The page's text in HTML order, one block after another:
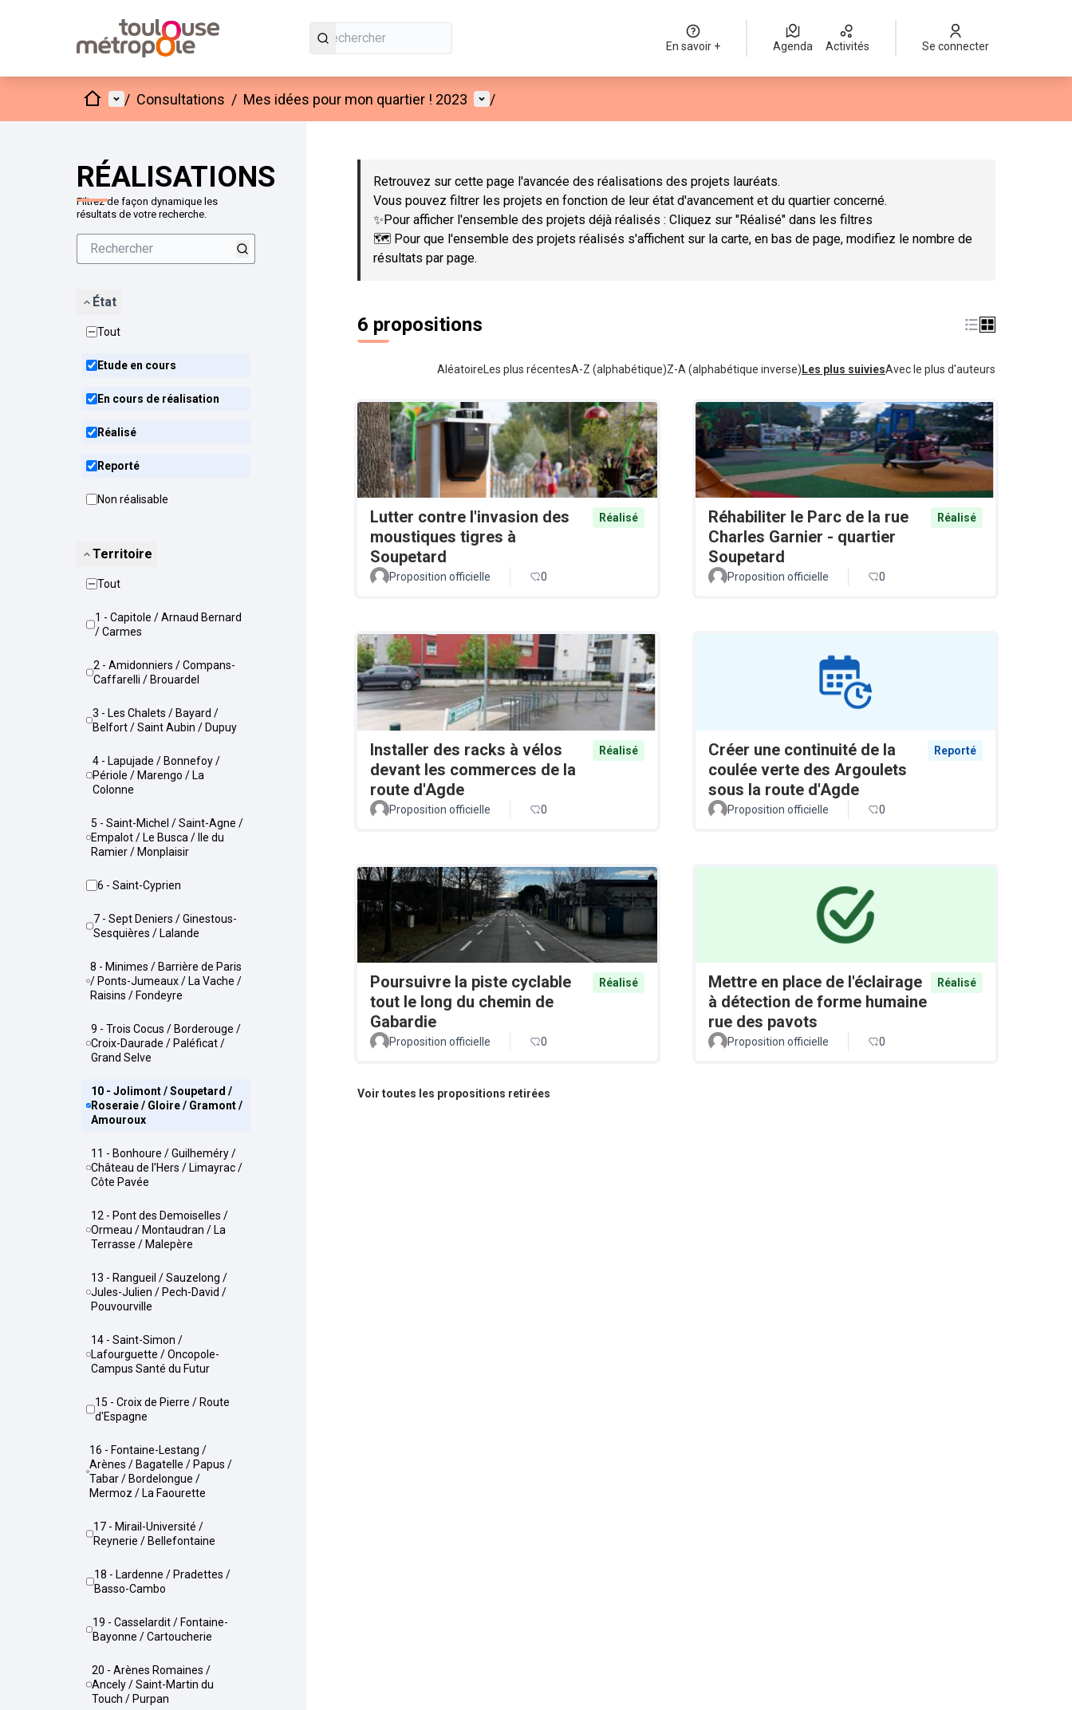
En savoir + Agenda Activités Se connecter
AccueilMenu principal
/ Consultations / Mes idées pour mon quartier ! 2023 Menu utilisateur
/
RÉALISATIONS
Filtrez de façon dynamique les
résultats de votre recherche.
État
Tout
Etude en cours
En cours de réalisation
Réalisé
Reporté
Non réalisable
Territoire
Tout
1 - Capitole / Arnaud Bernard
/ Carmes
2 - Amidonniers / Compans-
Caffarelli / Brouardel
3 - Les Chalets / Bayard /
Belfort / Saint Aubin / Dupuy
4 - Lapujade / Bonnefoy /
Périole / Marengo / La
Colonne
5 - Saint-Michel / Saint-Agne /
Empalot / Le Busca / Ile du
Ramier / Monplaisir
6 - Saint-Cyprien
7 - Sept Deniers / Ginestous-
Sesquières / Lalande
8 - Minimes / Barrière de Paris
/ Ponts-Jumeaux / La Vache /
Raisins / Fondeyre
9 - Trois Cocus / Borderouge /
Croix-Daurade / Paléficat /
Grand Selve
10 - Jolimont / Soupetard /
Roseraie / Gloire / Gramont /
Amouroux
11 - Bonhoure / Guilheméry /
Château de l'Hers / Limayrac /
Côte Pavée
12 - Pont des Demoiselles /
Ormeau / Montaudran / La
Terrasse / Malepère
13 - Rangueil / Sauzelong /
Jules-Julien / Pech-David /
Pouvourville
14 - Saint-Simon /
Lafourguette / Oncopole-
Campus Santé du Futur
15 - Croix de Pierre / Route
d'Espagne
16 - Fontaine-Lestang /
Arènes / Bagatelle / Papus /
Tabar / Bordelongue /
Mermoz / La Faourette
17 - Mirail-Université /
Reynerie / Bellefontaine
18 - Lardenne / Pradettes /
Basso-Cambo
19 - Casselardit / Fontaine-
Bayonne / Cartoucherie
20 - Arènes Romaines /
Ancely / Saint-Martin du
Touch / Purpan
Passer la carte
Retrouvez sur cette page l'avancée des réalisations des projets lauréats.
Vous pouvez filtrer les projets en fonction de leur état d'avancement et du quartier concerné.
✨Pour afficher l'ensemble des projets déjà réalisés : Cliquez sur "Réalisé" dans les filtres
🗺️ Pour que l'ensemble des projets réalisés s'affichent sur la carte, en bas de page, modifiez le nombre de
résultats par page.
6 propositions
Aléatoire Les plus récentesA-Z (alphabétique)Z-A (alphabétique inverse) Les plus suiviesAvec le plus d'auteurs
Lutter contre l'invasion des
moustiques tigres à
Soupetard
Réalisé
Proposition officielle 0
Réhabiliter le Parc de la rue
Charles Garnier - quartier
Soupetard
Réalisé
Proposition officielle 0
Installer des racks à vélos
devant les commerces de la
route d'Agde
Réalisé
Proposition officielle 0
Créer une continuité de la
coulée verte des Argoulets
sous la route d'Agde
Reporté
Proposition officielle 0
Poursuivre la piste cyclable
tout le long du chemin de
Gabardie
Réalisé
Proposition officielle 0
Mettre en place de l'éclairage
à détection de forme humaine
rue des pavots
Réalisé
Proposition officielle 0
Voir toutes les propositions retirées